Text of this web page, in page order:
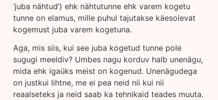
‘juba nähtud’) ehk nähtutunne ehk varem kogetu
tunne on elamus, mille puhul tajutakse käesolevat
kogemust juba varem kogetuna.
Aga, mis siis, kui see juba kogetud tunne pole
sugugi meeldiv? Umbes nagu korduv halb unenägu,
mida ehk igaüks meist on kogenud. Unenägudega
on justkui lihtne, me ei pea neid nii kui nii
reaalseteks ja neid saab ka tehnikaid teades muuta.